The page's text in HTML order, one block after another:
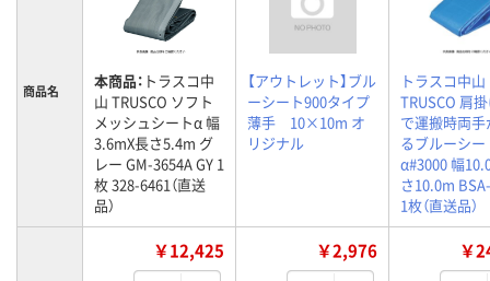
商品名 本商品： トラスコ中
山 TRUSCO ソフト
メッシュシートα 幅
3.6mX長さ5.4m グ
レー GM-3654A GY 1
枚 328-6461（直送
品）
【アウトレット】ブル
ーシート900タイプ
薄手 10×10m オ
リジナル
トラスコ中山
TRUSCO 肩
で運搬時両
るブルーシー
α#3000 幅
さ10.0m
1枚（直送品）
￥12,425 ￥2,976 ￥